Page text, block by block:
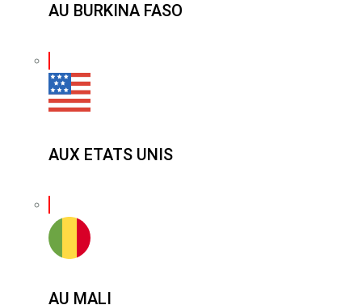
AU BURKINA FASO
AUX ETATS UNIS
AU MALI